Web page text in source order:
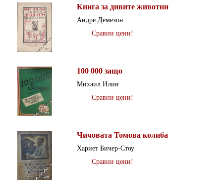
Книга за дивите животни
Андре Демезон
Сравни цени!
100 000 защо
Михаил Илин
Сравни цени!
Чичовата Томова колиба
Хариет Бичер-Стоу
Сравни цени!